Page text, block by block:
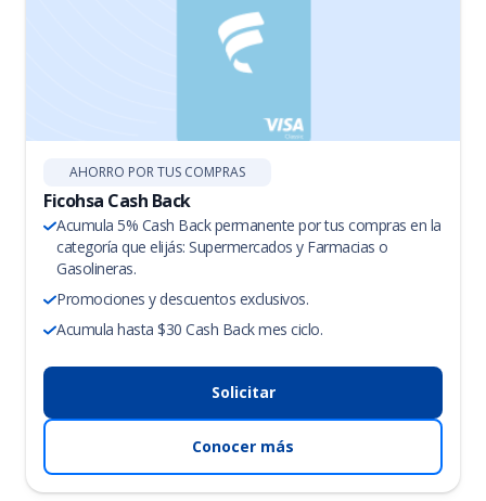
AHORRO POR TUS COMPRAS
Ficohsa Cash Back
Acumula 5% Cash Back permanente por tus compras en la
categoría que elijás: Supermercados y Farmacias o
Gasolineras.
Promociones y descuentos exclusivos.
Acumula hasta $30 Cash Back mes ciclo.
Solicitar
Conocer más